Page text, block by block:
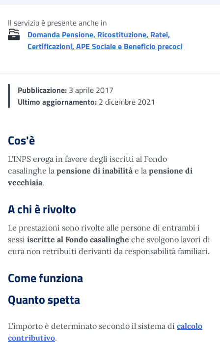
Il servizio è presente anche in
Domanda Pensione, Ricostituzione, Ratei,
Certificazioni, APE Sociale e Beneficio precoci
Pubblicazione: 3 aprile 2017
Ultimo aggiornamento: 2 dicembre 2021
Cos'è
L'INPS eroga in favore degli iscritti al Fondo
casalinghe la pensione di inabilità e la pensione di
vecchiaia.
A chi è rivolto
Le prestazioni sono rivolte alle persone di entrambi i
sessi iscritte al Fondo casalinghe che svolgono lavori di
cura non retribuiti derivanti da responsabilità familiari.
Come funziona
Quanto spetta
L'importo è determinato secondo il sistema di calcolo
contributivo.